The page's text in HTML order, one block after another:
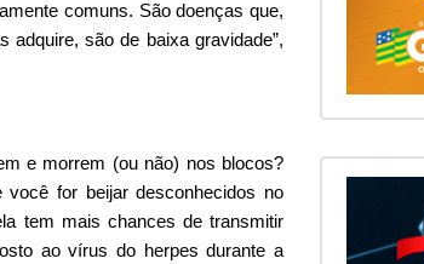
comuns. São doenças que,
são de baixa gravidade”,
e morrem (ou não) nos blocos?
for beijar desconhecidos no
tem mais chances de transmitir
ao vírus do herpes durante a